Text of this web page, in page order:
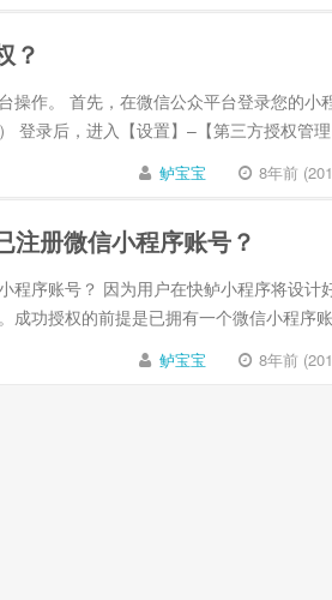
？
操作。 首先，在微信公众平台登录您的小
登录后，进入【设置】–【第三方授权管
鲈宝宝 8年前
注册微信小程序账号？
程序账号？ 因为用户在快鲈小程序将设计
成功授权的前提是已拥有一个微信小程序
鲈宝宝 8年前